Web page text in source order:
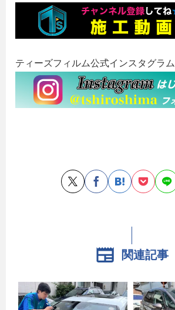
ティーズフィルム公式インスタグラム
関連記事